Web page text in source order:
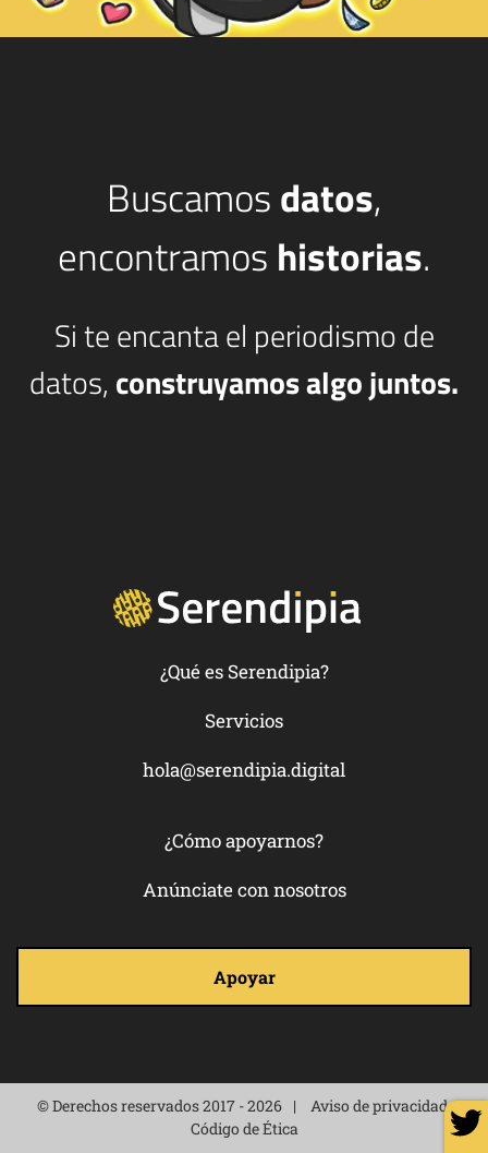
Buscamosdatos,
encontramos historias.
Si te encanta el periodismo de
datos, construyamos algo juntos.
¿Qué es Serendipia?
Servicios
hola@serendipia.digital
¿Cómo apoyarnos?
Anúnciate con nosotros
Apoyar
© Derechos reservados 2017 - 2026
Aviso de privacidad
Código de Ética